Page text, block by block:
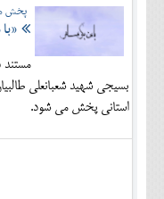
پخش
مستند
استانی پخش می شود.